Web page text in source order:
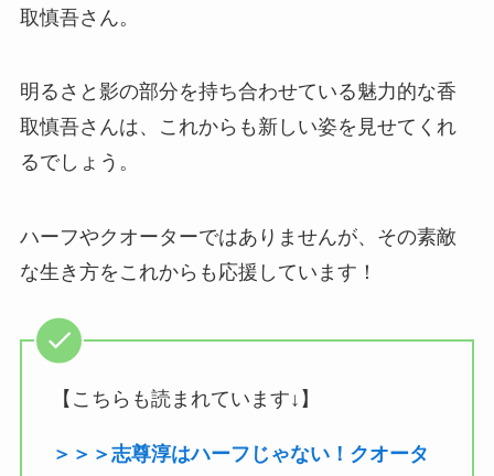
取慎吾さん。
明るさと影の部分を持ち合わせている魅力的な香
取慎吾さんは、これからも新しい姿を見せてくれ
るでしょう。
ハーフやクオーターではありませんが、その素敵
な生き方をこれからも応援しています！
【こちらも読まれています↓】
＞＞＞志尊淳はハーフじゃない！クオータ